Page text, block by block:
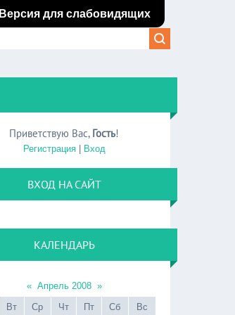
Версия для слабовидящих
Приветствую Вас, Гость!
Регистрация| Вход
ВХОД НА САЙТ
КАЛЕНДАРЬ
« Апрель 2008 »
Вт Ср Чт Пт Сб Вс